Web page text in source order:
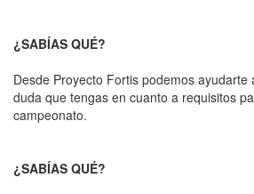
¿SABÍAS QUÉ?
Desde Proyecto Fortis podemos ayudarte
duda que tengas en cuanto a requisitos
campeonato.
¿SABÍAS QUÉ?